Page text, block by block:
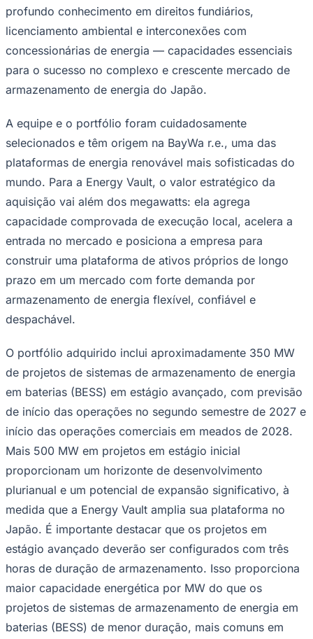
NBA
NFL
UFC
Tênis (ATP)
NHL
Vôlei
NBB
Brasileirão Série A
Brasileirão Série B
Paulistão
Copa do Brasil
Libertadores
Sul-Americana
Copa América
Champions League
Premier League
Bundesliga
Mundial 2026
profundo conhecimento em direitos fundiários,
licenciamento ambiental e interconexões com
concessionárias de energia — capacidades essenciais
para o sucesso no complexo e crescente mercado de
armazenamento de energia do Japão.
A equipe e o portfólio foram cuidadosamente
selecionados e têm origem na BayWa r.e., uma das
plataformas de energia renovável mais sofisticadas do
mundo. Para a Energy Vault, o valor estratégico da
aquisição vai além dos megawatts: ela agrega
capacidade comprovada de execução local, acelera a
entrada no mercado e posiciona a empresa para
construir uma plataforma de ativos próprios de longo
prazo em um mercado com forte demanda por
armazenamento de energia flexível, confiável e
despachável.
O portfólio adquirido inclui aproximadamente 350 MW
de projetos de sistemas de armazenamento de energia
em baterias (BESS) em estágio avançado, com previsão
de início das operações no segundo semestre de 2027 e
início das operações comerciais em meados de 2028.
Mais 500 MW em projetos em estágio inicial
proporcionam um horizonte de desenvolvimento
plurianual e um potencial de expansão significativo, à
medida que a Energy Vault amplia sua plataforma no
Japão. É importante destacar que os projetos em
estágio avançado deverão ser configurados com três
horas de duração de armazenamento. Isso proporciona
maior capacidade energética por MW do que os
projetos de sistemas de armazenamento de energia em
baterias (BESS) de menor duração, mais comuns em